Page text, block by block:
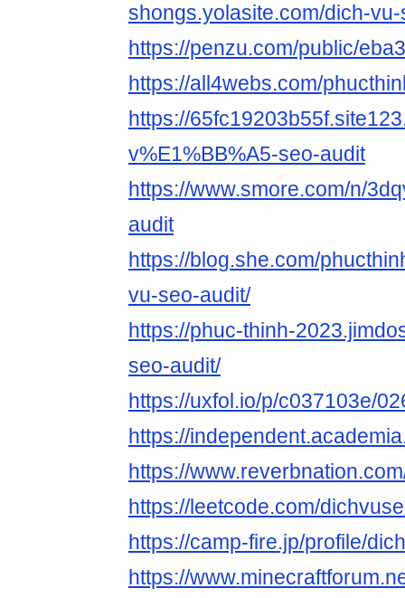
shongs.yolasite.com/dich-
https://penzu.com/public/
https://all4webs.com/
https://
v%E1%BB%A5-seo-audit
https://www.smore.com/n/
audit
https://blog.she.com/
vu-seo-audit/
https://phuc-thinh-
seo-audit/
https://uxfol.io/p/c037103e/
https://
https://
https://leetcode.com/
https://camp-fire.jp/profile/
https://